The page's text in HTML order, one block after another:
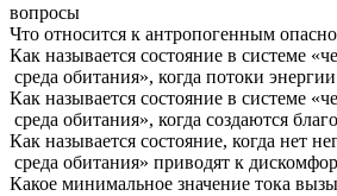
вопросы
Что относится к антропогенным
Как называется состояние в системе «
среда обитания», когда потоки энергии
Как называется состояние в системе «
среда обитания», когда создаются
Как называется состояние, когда нет
среда обитания» приводят к
Какое минимальное значение тока